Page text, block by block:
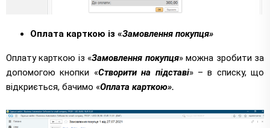
Оплата карткою із «Замовлення покупця»
Оплату карткою із «Замовлення покупця» можна зробити за
допомогою кнопки «Створити на підставі» – в списку, що
відкриється, бачимо «Оплата карткою».